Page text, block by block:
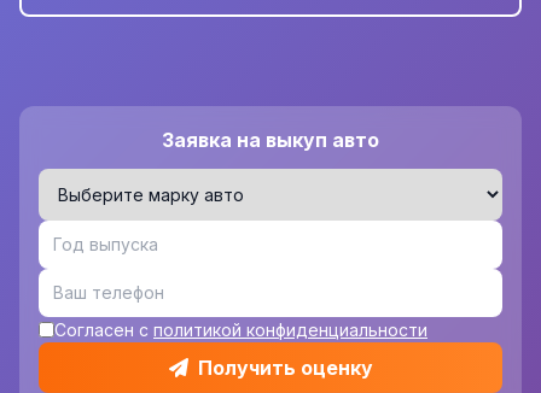
Заявка на выкуп авто
Согласен с политикой конфиденциальности
Получить оценку